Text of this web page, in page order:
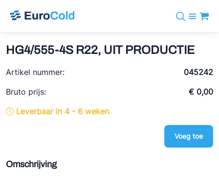
info@eurocold.nl
EN
Merken
Castel
Frigomec
AWA
REFFLEX®
Koudemiddelen
Downloads
Over ons
Contact
Log in
HG4/555-4S R22, UIT PRODUCTIE
Artikel nummer:
045242
Bruto prijs:
€ 0,00
Leverbaar in 4 - 6 weken
Voeg toe
Omschrijving